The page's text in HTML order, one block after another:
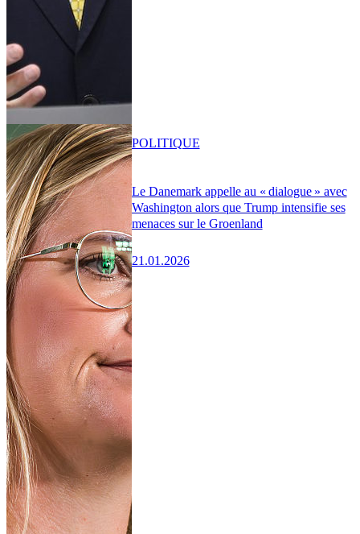
Le Danemark appelle au « dialogue » avec
Washington alors que Trump intensifie ses
menaces sur le Groenland
21.01.2026
POLITIQUE